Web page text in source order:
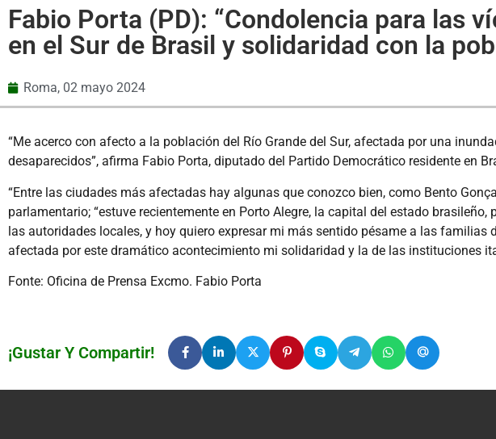
Fabio Porta (PD): “Condolencia para las
en el Sur de Brasil y solidaridad con la
Roma, 02 mayo 2024
“Me acerco con afecto a la población del Río Grande del Sur, afectada por una
desaparecidos”, afirma Fabio Porta, diputado del Partido Democrático residente en
“Entre las ciudades más afectadas hay algunas que conozco bien, como Bento
parlamentario; “estuve recientemente en Porto Alegre, la capital del estado
las autoridades locales, y hoy quiero expresar mi más sentido pésame a las
afectada por este dramático acontecimiento mi solidaridad y la de las instituciones
Fonte: Oficina de Prensa Excmo. Fabio Porta
¡Gustar Y Compartir!